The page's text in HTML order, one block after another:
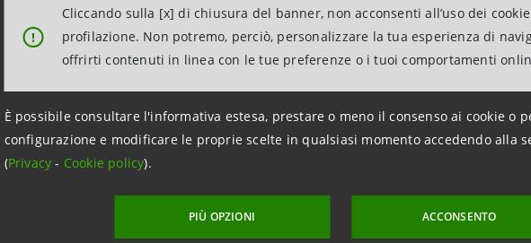
!
Cliccando sulla [x] di chiusura del banner, non acconsenti all’uso dei
profilazione. Non potremo, perciò, personalizzare la tua esperienza di
offrirti contenuti in linea con le tue preferenze o i tuoi comportamenti
È possibile consultare l'informativa estesa, prestare o meno il consenso ai cookie o
configurazione e modificare le proprie scelte in qualsiasi momento accedendo alla
(Privacy- Cookie policy).
PIÙ OPZIONI ACCONSENTO
EQUITY STRATEGY REPORT *
Analisi
degli
(*) Pubblicazioni in lingua inglese, riservate alla clientela professionale e
I documenti qui riportati sonosolo a titolo esemplificativo. Rivolgersi al
CAMBIAMENTO SISTEMA DI EQUITY RATING DEL 22